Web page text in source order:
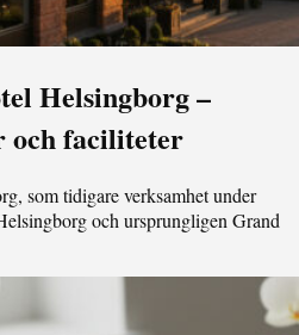
Helsingborg –
och faciliteter
som tidigare verksamhet under
och ursprungligen Grand